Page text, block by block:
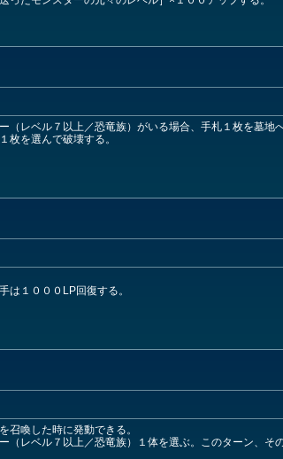
（レベル７以上／恐竜族）がいる場合、手札１枚を墓地
枚を選んで破壊する。
は１０００LP回復する。
召喚した時に発動できる。
（レベル７以上／恐竜族）１体を選ぶ。このターン、